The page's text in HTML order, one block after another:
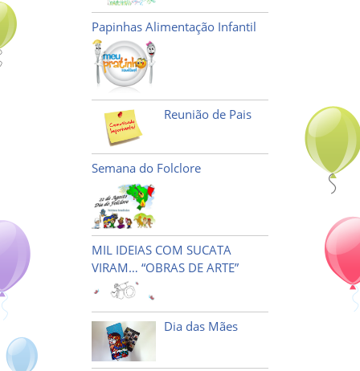
Papinhas Alimentação Infantil
Reunião de Pais
Semana do Folclore
MIL IDEIAS COM SUCATA
VIRAM… “OBRAS DE ARTE”
Dia das Mães